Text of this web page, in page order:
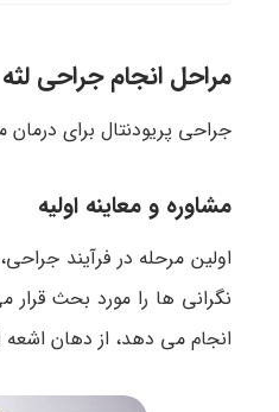
مراحل انجام جراحی لثه
جراحی پریودنتال برای
مشاوره و معاینه اولیه
اولین مرحله در فرآیند
نگرانی ها را مورد بحث
انجام می دهد، از دهان